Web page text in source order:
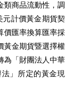
類商品流動性，調
元計價黃金期貨契
價匯率換算匯率採
黃金期貨暨選擇權
為「財團法人中華
」所定的黃金現